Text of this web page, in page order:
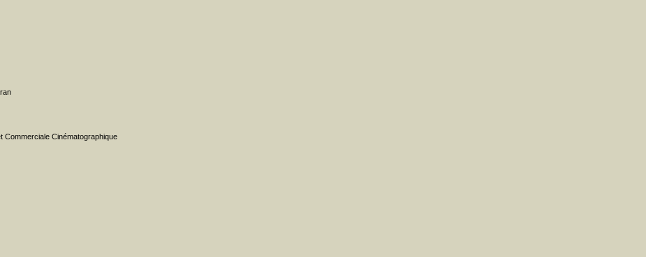
Commerciale Cinématographique